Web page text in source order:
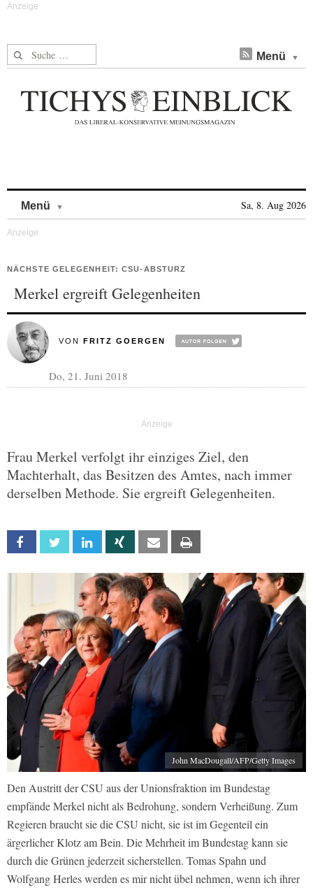
Suche nach: Menü
Menü Sa, 8. Aug 2026
NÄCHSTE GELEGENHEIT: CSU-ABSTURZ
Merkel ergreift Gelegenheiten
VON FRITZ GOERGEN
Do, 21. Juni 2018
Frau Merkel verfolgt ihr einziges Ziel, den
Machterhalt, das Besitzen des Amtes, nach immer
derselben Methode. Sie ergreift Gelegenheiten.
Facebook Twitter Linkedin Xing Email
John MacDougall/AFP/Getty Images
Den Austritt der CSU aus der Unionsfraktion im Bundestag
empfände Merkel nicht als Bedrohung, sondern Verheißung. Zum
Regieren braucht sie die CSU nicht, sie ist im Gegenteil ein
ärgerlicher Klotz am Bein. Die Mehrheit im Bundestag kann sie
durch die Grünen jederzeit sicherstellen. Tomas Spahn und
Wolfgang Herles werden es mir nicht übel nehmen, wenn ich ihrer